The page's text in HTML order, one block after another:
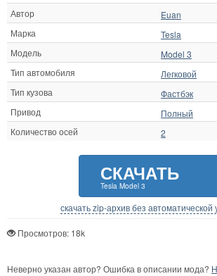
Автор
Euan
Марка
Tesla
Модель
Model 3
Тип автомобиля
Легковой
Тип кузова
Фастбэк
Привод
Полный
Количество осей
2
СКАЧАТЬ
Tesla Model 3
скачать zip-архив без автоматической
Просмотров: 18k
Неверно указан автор? Ошибка в описании мода?